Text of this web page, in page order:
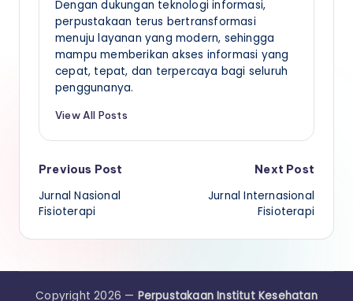
Dengan dukungan teknologi informasi,
perpustakaan terus bertransformasi
menuju layanan yang modern, sehingga
mampu memberikan akses informasi yang
cepat, tepat, dan terpercaya bagi seluruh
penggunanya.
View All Posts
Post
navigation
Previous Post
Jurnal Nasional
Fisioterapi
Next Post
Jurnal Internasional
Fisioterapi
Copyright 2026 — Perpustakaan Institut Kesehatan